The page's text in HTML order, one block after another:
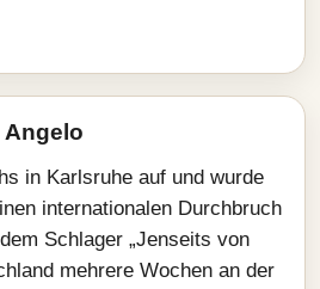
Angelo
in Karlsruhe auf und wurde
internationalen Durchbruch
Schlager „Jenseits von
mehrere Wochen an der